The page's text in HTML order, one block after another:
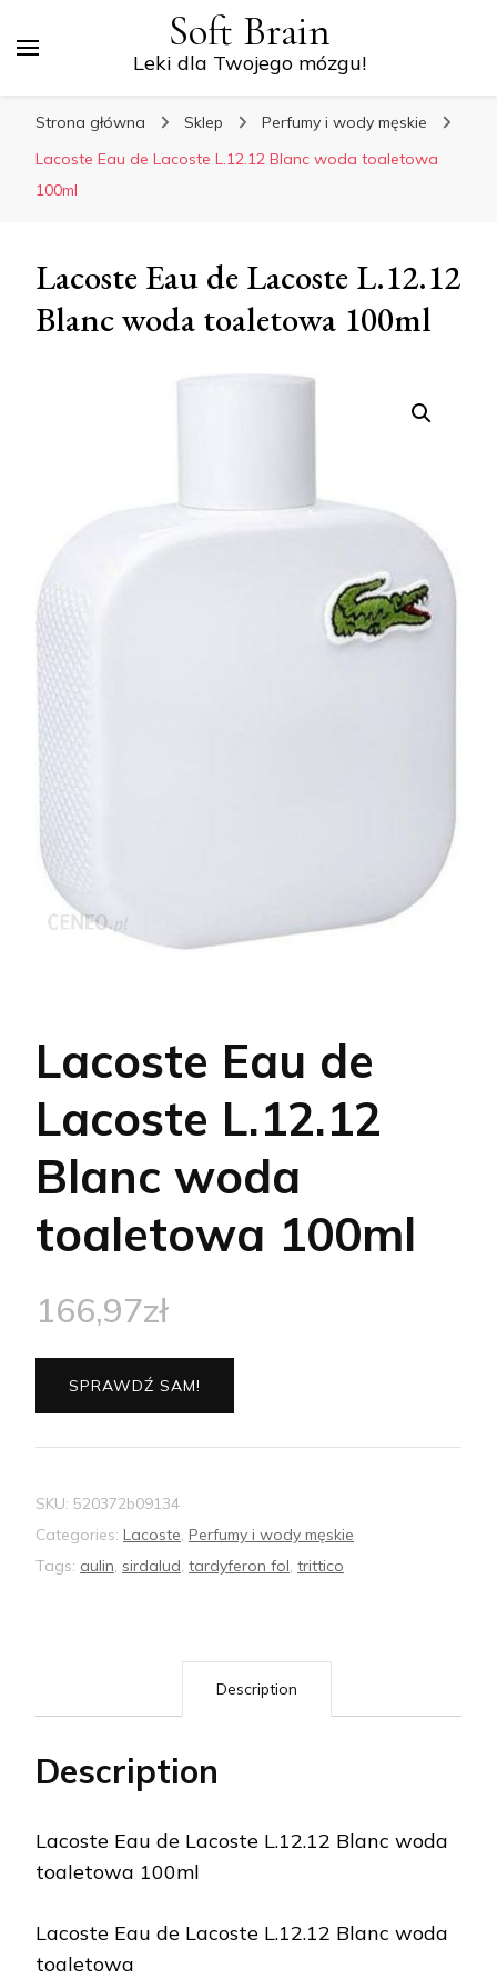
Soft Brain
Leki dla Twojego mózgu!
Strona główna Sklep
Perfumy i wody męskie
Lacoste Eau de Lacoste L.12.12 Blanc woda toaletowa
100ml
Lacoste Eau de Lacoste L.12.12
Blanc woda toaletowa 100ml
Lacoste Eau de
Lacoste L.12.12
Blanc woda
toaletowa 100ml
166,97zł
SPRAWDŹ SAM!
SKU: 520372b09134
Categories: Lacoste, Perfumy i wody męskie
Tags: aulin, sirdalud, tardyferon fol, trittico
Description
Description
Lacoste Eau de Lacoste L.12.12 Blanc woda
toaletowa 100ml
Lacoste Eau de Lacoste L.12.12 Blanc woda
toaletowa